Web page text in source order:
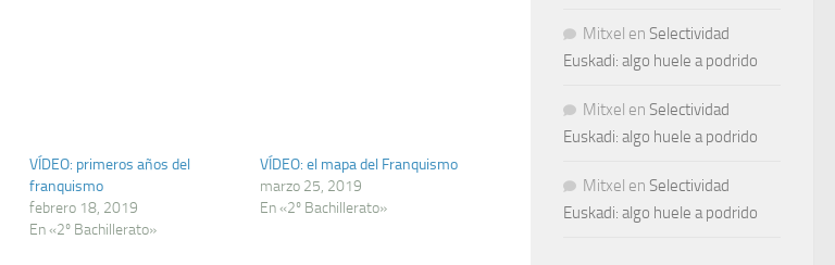
VÍDEO: primeros años del
franquismo
febrero 18, 2019
En «2º Bachillerato»
VÍDEO: el mapa del Franquismo
marzo 25, 2019
En «2º Bachillerato»
Mitxel en Selectividad
Euskadi: algo huele a podrido
Mitxel en Selectividad
Euskadi: algo huele a podrido
Mitxel en Selectividad
Euskadi: algo huele a podrido